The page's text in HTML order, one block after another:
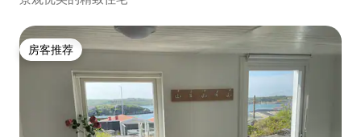
房客推荐
房客推荐